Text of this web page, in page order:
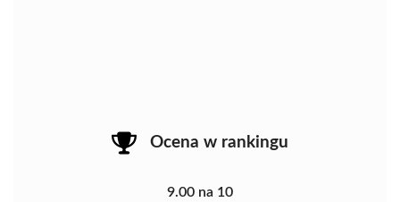
Ocena w rankingu
9.00 na 10